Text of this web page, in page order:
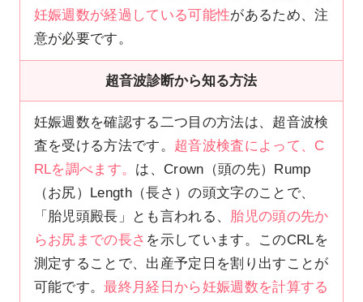
妊娠週数が経過している可能性があるため、注
意が必要です。
超音波診断から知る方法
妊娠週数を確認する二つ目の方法は、超音波検
査を受ける方法です。 超音波検査によって、C
RLを調べます。 は、Crown（頭の先）Rump
（お尻）Length（長さ）の頭文字のことで、
「胎児頭殿長」とも言われる、 胎児の頭の先か
らお尻までの長さ を示しています。このCRLを
測定することで、出産予定日を割り出すことが
可能です。最終月経日から妊娠週数を計算する